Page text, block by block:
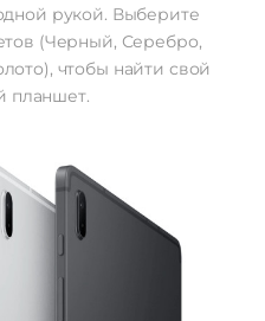
рукой. Выберите
(Черный, Серебро,
чтобы найти свой
планшет.